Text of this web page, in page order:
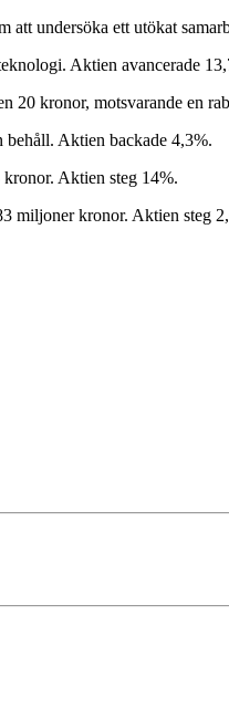
att undersöka ett utökat
Aktien avancerade
20 kronor, motsvarande en
behåll. Aktien backade 4,3%.
Aktien steg 14%.
miljoner kronor. Aktien steg